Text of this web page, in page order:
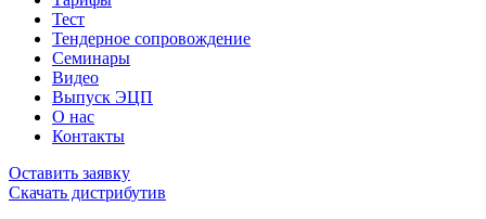
Тест
Тендерное сопровождение
Семинары
Видео
Выпуск ЭЦП
О нас
Контакты
Оставить заявку
Скачать дистрибутив